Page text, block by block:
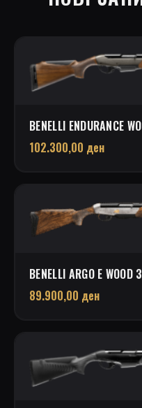
BENELLI ENDURANCE
102.300,00 ден
BENELLI ARGO E
89.900,00 ден